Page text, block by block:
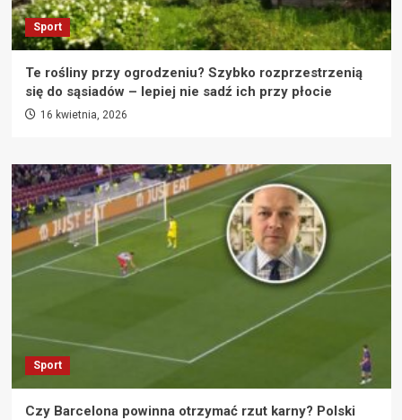
Sport
Te rośliny przy ogrodzeniu? Szybko rozprzestrzenią
się do sąsiadów – lepiej nie sadź ich przy płocie
16 kwietnia, 2026
Sport
Czy Barcelona powinna otrzymać rzut karny? Polski